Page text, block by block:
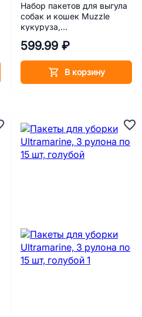
Набор пакетов для выгула
собак и кошек Muzzle
кукуруза,
рулонов х 15 пакетиков)
599.99 ₽
В корзину